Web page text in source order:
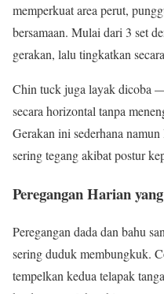
memperkuat area perut,
bersamaan. Mulai dari 3 set
gerakan, lalu tingkatkan
Chin tuck juga layak dicoba
secara horizontal tanpa
Gerakan ini sederhana
sering tegang akibat postur
Peregangan Harian
Peregangan dada dan bahu
sering duduk membungkuk.
tempelkan kedua telapak